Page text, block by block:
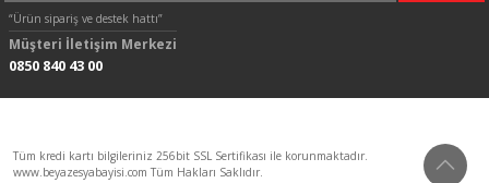
“Ürün sipariş ve destek hattı”
Müşteri İletişim Merkezi
0850 840 43 00
Tüm kredi kartı bilgileriniz 256bit SSL Sertifikası ile korunmaktadır.
www.beyazesyabayisi.com Tüm Hakları Saklıdır.